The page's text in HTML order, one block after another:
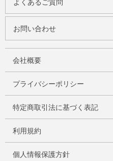
お問い合わせ
会社概要
プライバシーポリシー
特定商取引法に基づく表記
利用規約
個人情報保護方針